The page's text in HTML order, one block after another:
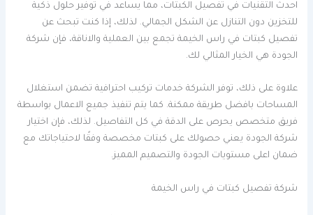
احدث التقنيات في تفصيل الكبتات، مما يساعد في توفير حلول ذكية
للتخزين دون التنازل عن الشكل الجمالي. لذلك، إذا كنت تبحث عن
تفصيل كبتات في راس الخيمة تجمع بين العملية والاناقة، فإن شركة
الجودة هي الخيار المثالي لك.
علاوة على ذلك، توفر الشركة خدمات تركيب احترافية تضمن استغلال
المساحات بافضل طريقة ممكنة. كما يتم تنفيذ جميع الاعمال بواسطة
فريق متخصص يحرص على الدقة في كل التفاصيل. لذلك، فإن اختيار
شركة الجودة يعني حصولك على كبتات مخصصة وفقًا لاحتياجاتك مع
ضمان اعلى مستويات الجودة والتصميم المميز.
شركة تفصيل كبتات في راس الخيمة